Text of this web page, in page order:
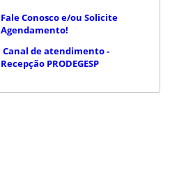
Fale Conosco e/ou Solicite
Agendamento!
Canal de atendimento -
Recepção PRODEGESP